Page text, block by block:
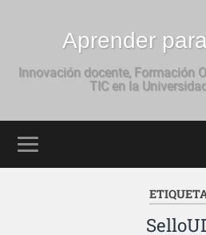
Aprender
Innovación docente, Formación
TIC en la